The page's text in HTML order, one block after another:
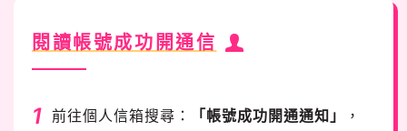
閱讀帳號成功開通信
1 前往個人信箱搜尋： 「帳號成功開通通知」
，